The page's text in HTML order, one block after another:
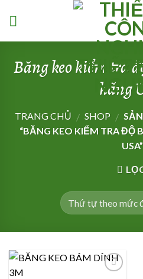
Băng keo kiểm tra
hãng
TRANG CHỦ / SHOP /
“BĂNG KEO KIỂM TRA ĐỘ
USA”